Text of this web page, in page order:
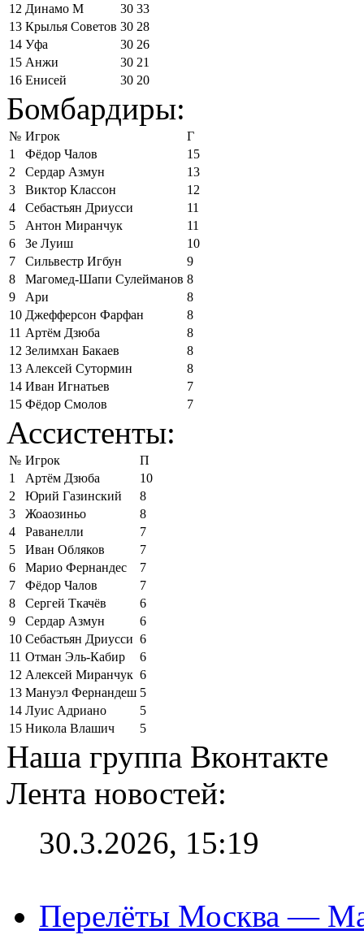
12 Динамо М 30 33
13 Крылья Советов 30 28
14 Уфа 30 26
15 Анжи 30 21
16 Енисей 30 20
Бомбардиры:
№ Игрок
Г
1
Фёдор Чалов
15
2
Сердар Азмун
13
3
Виктор Классон
12
4
Себастьян Дриусси
11
5
Антон Миранчук
11
6
Зе Луиш
10
7
Сильвестр Игбун
9
8
Магомед-Шапи Сулейманов 8
9
Ари
8
10 Джефферсон Фарфан
8
11 Артём Дзюба
8
12 Зелимхан Бакаев
8
13 Алексей Сутормин
8
14 Иван Игнатьев
7
15 Фёдор Смолов 7
Ассистенты:
№ Игрок
П
1
Артём Дзюба
10
2
Юрий Газинский
8
3
Жоаозиньо
8
4
Раванелли
7
5
Иван Обляков
7
6
Марио Фернандес
7
7
Фёдор Чалов
7
8
Сергей Ткачёв
6
9
Сердар Азмун
6
10 Себастьян Дриусси 6
11 Отман Эль-Кабир
6
12 Алексей Миранчук 6
13 Мануэл Фернандеш 5
14 Луис Адриано
5
15 Никола Влашич 5
Наша группа Вконтакте
Лента новостей:
30.3.2026, 15:19
Перелёты Москва —